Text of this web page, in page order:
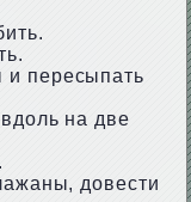
и пересыпать
на две
довести